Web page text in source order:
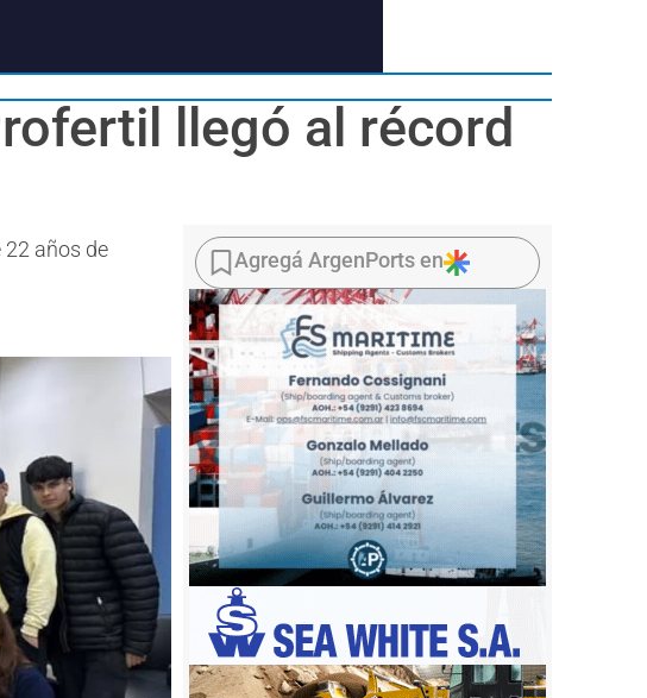
llegó al récord
22 años de
Agregá ArgenPorts en